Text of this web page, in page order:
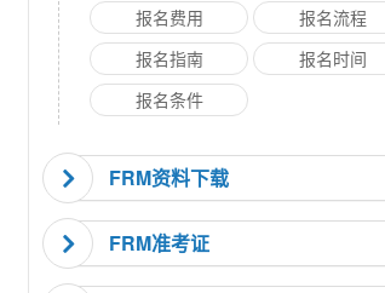
报名费用
报名流程
报名指南
报名时间
报名条件
FRM资料下载
FRM准考证